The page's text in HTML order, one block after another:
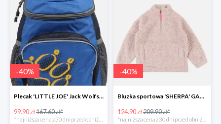
-40%
Plecak 'LITTLE JOE' Jack Wolfskin -40%
99.90 zł167.60 zł*
*najniższa cena z 30 dni przed obniżką
-40%
Bluzka sportowa 'SHERPA' GAP -40%
124.90 zł209.90 zł*
*najniższa cena z 30 dni przed obniżką